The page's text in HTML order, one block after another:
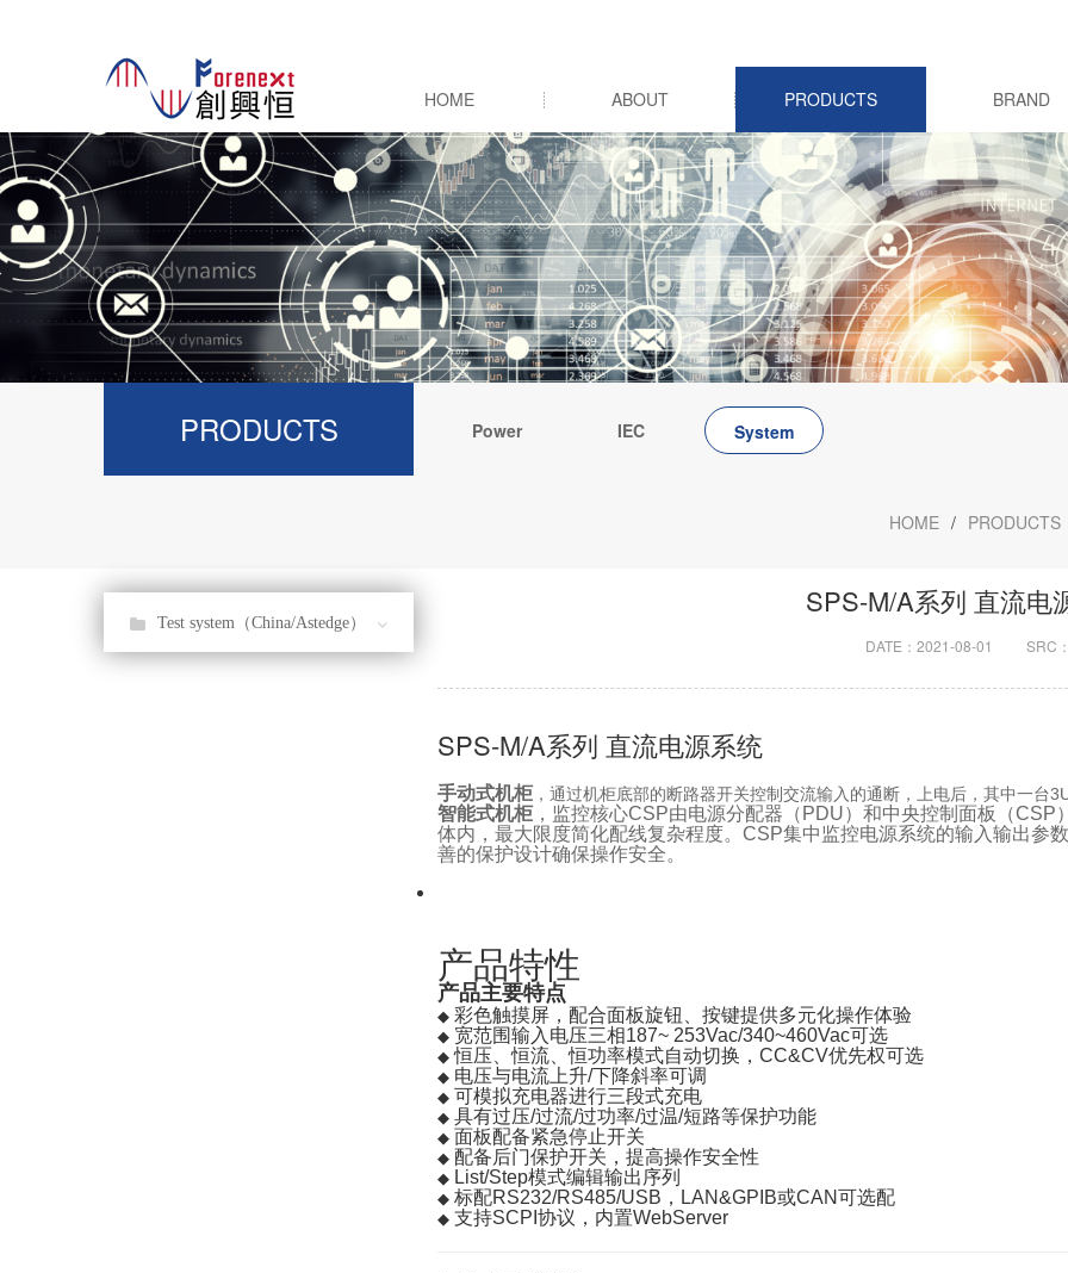
HOME ABOUT PRODUCTS BRAND
PRODUCTS
Power
IEC
System
HOME / PRODUCTS
Test system（China/Astedge）
SPS-M/A系列 直流电
DATE：2021-08-01 SRC
SPS-M/A系列 直流电源系统
手动式机柜 ，通过机柜底部的断路器开关控制交流输入的通断，上电后，其中一台
智能式机柜，监控核心CSP由电源分配器（PDU）和中央控制面板（
体内，最大限度简化配线复杂程度。CSP集中监控电源系统的输入输出参
善的保护设计确保操作安全。
产品特性
产品主要特点
◆ 彩色触摸屏，配合面板旋钮、按键提供多元化操作体验
◆ 宽范围输入电压三相187~ 253Vac/340~460Vac可选
◆ 恒压、恒流、恒功率模式自动切换，CC&CV优先权可选
◆ 电压与电流上升/下降斜率可调
◆ 可模拟充电器进行三段式充电
◆ 具有过压/过流/过功率/过温/短路等保护功能
◆ 面板配备紧急停止开关
◆ 配备后门保护开关，提高操作安全性
◆ List/Step模式编辑输出序列
◆ 标配RS232/RS485/USB，LAN&GPIB或CAN可选配
◆ 支持SCPI协议，内置WebServer